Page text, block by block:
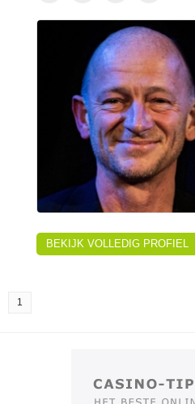
BEKIJK VOLLEDIG PROFIEL
1